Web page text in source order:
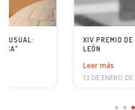
XIV PREMIO DE ARQUITECTURA
13 DE ENERO DE 2026